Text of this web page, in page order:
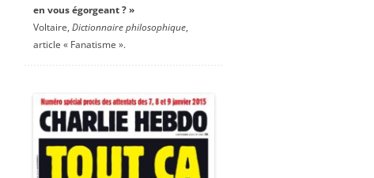
en vous égorgeant ? »
Voltaire, Dictionnaire philosophique,
article « Fanatisme ».